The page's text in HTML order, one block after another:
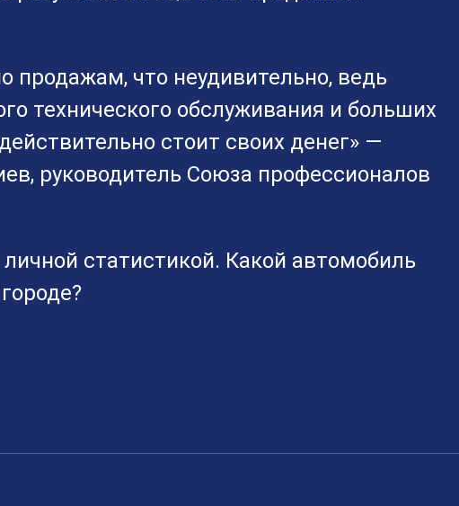
продажам, что неудивительно, ведь
технического обслуживания и больших
стоит своих денег» —
руководитель Союза профессионалов
статистикой. Какой автомобиль